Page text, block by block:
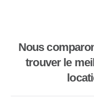
Nous
trouver le